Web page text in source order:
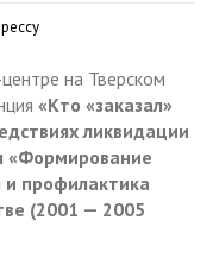
на Тверском
«Кто «заказал»
ликвидации
«Формирование
и профилактика
(2001 — 2005